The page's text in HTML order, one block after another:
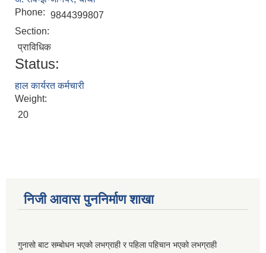
Phone: 9844399807
Section:
प्राविधिक
Status:
हाल कार्यरत कर्मचारी
Weight:
20
निजी आवास पुननिर्माण शाखा
गुनासो बाट सम्बोधन भएको लभग्राही र पहिला पहिचान भएको लभग्राही